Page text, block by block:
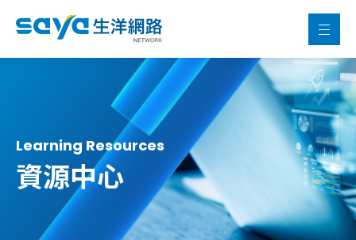
Learning Resources
資源中心